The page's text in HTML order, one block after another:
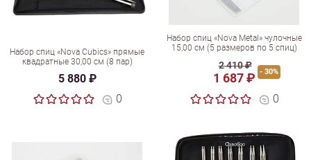
Набор спиц «Nova Cubics» прямые
квадратные 30,00 см (8 пар)
5 880 ₽
0
Набор спиц «Nova Metal» чулочные
15,00 см (5 размеров по 5 спиц)
2 410 ₽
1 687 ₽ - 30%
0